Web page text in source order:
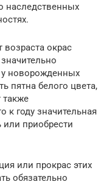
наследственных
возраста окрас
новорожденных
пятна белого цвета,
также
году значительная
или приобрести
или прокрас этих
обязательно